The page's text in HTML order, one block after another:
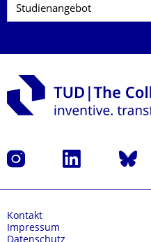
Instagram LinkedIn Bluesky
Kontakt
Impressum